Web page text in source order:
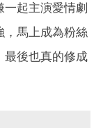
起主演愛情劇
，馬上成為粉絲
最後也真的修成